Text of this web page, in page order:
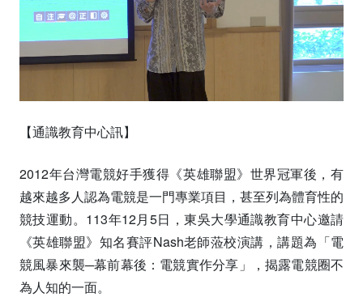
【通識教育中心訊】
2012年台灣電競好手獲得《英雄聯盟》世界冠軍後，有
越來越多人認為電競是一門專業項目，甚至列為體育性的
競技運動。113年12月5日，東吳大學通識教育中心邀請
《英雄聯盟》知名賽評Nash老師蒞校演講，講題為「電
競風暴來襲─幕前幕後：電競實作分享」，揭露電競圈不
為人知的一面。